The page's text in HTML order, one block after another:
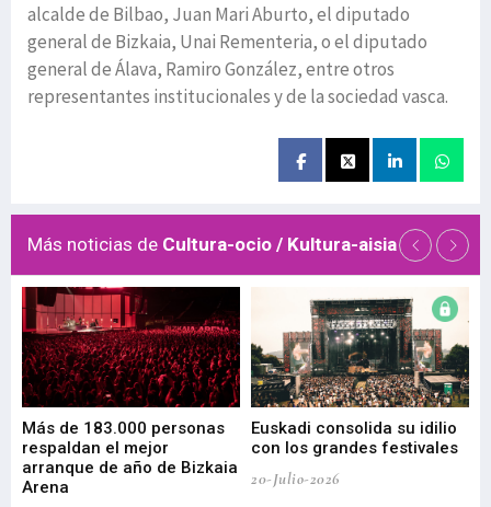
alcalde de Bilbao, Juan Mari Aburto, el diputado
general de Bizkaia, Unai Rementeria, o el diputado
general de Álava, Ramiro González, entre otros
representantes institucionales y de la sociedad vasca.
Más noticias de Cultura-ocio / Kultura-aisia
Más de 183.000 personas
respaldan el mejor
arranque de año de Bizkaia
Arena
Euskadi consolida su idilio
con los grandes festivales
20-Julio-2026